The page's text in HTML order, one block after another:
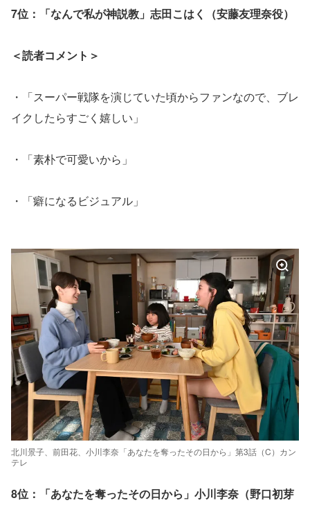
7位：「なんで私が神説教」志田こはく（安藤友理奈役）
＜読者コメント＞
・「スーパー戦隊を演じていた頃からファンなので、ブレ
イクしたらすごく嬉しい」
・「素朴で可愛いから」
・「癖になるビジュアル」
北川景子、前田花、小川李奈「あなたを奪ったその日から」第3話（C）カン
テレ
8位：「あなたを奪ったその日から」小川李奈（野口初芽